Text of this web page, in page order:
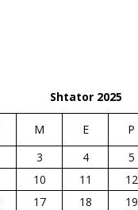
Shtator 2025
M E P
3 4 5
10 11 12
17 18 19